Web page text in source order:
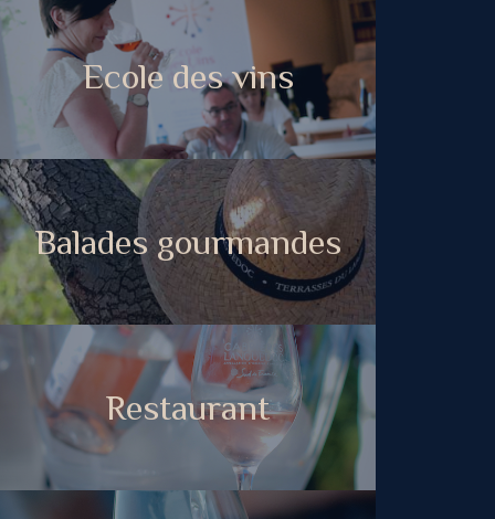
Ecole des vins
Balades gourmandes
Restaurant